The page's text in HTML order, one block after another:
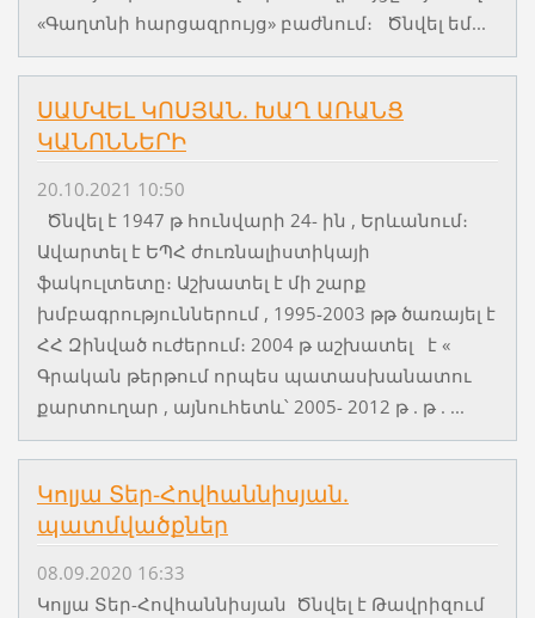
«Գաղտնի հարցազրույց» բաժնում։ Ծնվել եմ...
ՍԱՄՎԵԼ ԿՈՍՅԱՆ. ԽԱՂ ԱՌԱՆՑ
ԿԱՆՈՆՆԵՐԻ
20.10.2021 10:50
Ծնվել է 1947 թ հունվարի 24- ին , Երևանում։
Ավարտել է ԵՊՀ ժուռնալիստիկայի
ֆակուլտետը։ Աշխատել է մի շարք
խմբագրություններում , 1995-2003 թթ ծառայել է
ՀՀ Զինված ուժերում։ 2004 թ աշխատել է «
Գրական թերթում որպես պատասխանատու
քարտուղար , այնուհետև՝ 2005- 2012 թ . թ . ...
Կոլյա Տեր-Հովհաննիսյան.
պատմվածքներ
08.09.2020 16:33
Կոլյա Տեր-Հովհաննիսյան Ծնվել է Թավրիզում